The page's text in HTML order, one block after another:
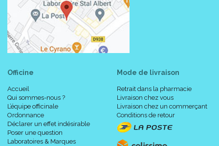
Officine
Accueil
Qui sommes-nous ?
L’équipe officinale
Ordonnance
Déclarer un effet indésirable
Poser une question
Laboratoires & Marques
Mode de livraison
Retrait dans la pharmacie
Livraison chez vous
Livraison chez un commerçant
Conditions de retour